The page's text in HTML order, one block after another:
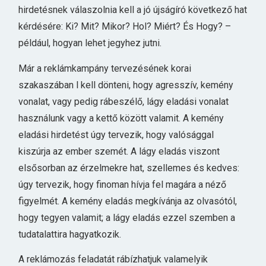
hirdetésnek válaszolnia kell a jó újságíró következő hat
kérdésére: Ki? Mit? Mikor? Hol? Miért? És Hogy? –
például, hogyan lehet jegyhez jutni.
Már a reklámkampány tervezésének korai
szakaszában l kell dönteni, hogy agresszív, kemény
vonalat, vagy pedig rábeszélő, lágy eladási vonalat
használunk vagy a kettő között valamit. A kemény
eladási hirdetést úgy tervezik, hogy valósággal
kiszúrja az ember szemét. A lágy eladás viszont
elsősorban az érzelmekre hat, szellemes és kedves:
úgy tervezik, hogy finoman hívja fel magára a néző
figyelmét. A kemény eladás megkívánja az olvasótól,
hogy tegyen valamit; a lágy eladás ezzel szemben a
tudatalattira hagyatkozik.
A reklámozás feladatát rábízhatjuk valamelyik